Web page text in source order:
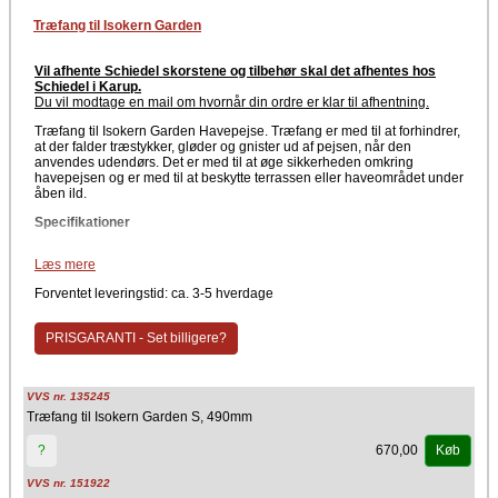
Lang levetid og høj varmebestandighed
Nem montering
Skaber et naturligt samlingsspot på terrassen eller i haven
Hyggelig atmosfære og behagelig varme
Anvendelse
Schiedel Isokern Garden XXL er en åben brændepejs til udendørs
brug. Der må kun anvendes tørt brænde. Havepejsen egner sig særligt
godt til større terrasser og haver, hvor den kan stå frit og skabe både
varme, lys og stemning. Konstruktionen i pimpsten gør den robust,
effektiv og næsten vedligeholdelsesfri, samtidig med at den udstråler et
eksklusivt og klassisk udtryk.
Schiedel Isokern Garden XXL kombinerer naturlige materialer, dansk
kvalitet og et tidløst design. En stor og elegant havepejs, der forlænger
sommeraftenerne og bringer varme, atmosfære og karakter til dit
Producent
Træfang til Isokern Garden
Vil afhente Schiedel skorstene og tilbehør skal det afhentes hos
Schiedel i Karup.
Du vil modtage en mail om hvornår din ordre er klar til afhentning.
Træfang til Isokern Garden Havepejse. Træfang er med til at forhindrer,
at der falder træstykker, gløder og gnister ud af pejsen, når den
anvendes udendørs. Det er med til at øge sikkerheden omkring
havepejsen og er med til at beskytte terrassen eller haveområdet under
åben ild.
Specifikationer
Materiale: Metal
Egnet til: Udendørs brug
Vær opmærksom på at vælge det rigtige træfang til din havepejs.
Træfanget er udviklet til udendørs anvendelse og er med til at øge
design, der passer til Garden pejsens stil.
Producent
Læs mere
Forventet leveringstid: ca. 3-5 hverdage
PRISGARANTI - Set billigere?
VVS nr. 135245
Træfang til Isokern Garden S, 490mm
? 670,00 Køb
VVS nr. 151922